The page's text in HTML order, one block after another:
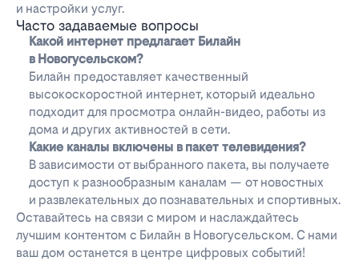
и настройки услуг.
Часто задаваемые вопросы
Какой интернет предлагает Билайн
в Новогусельском?
Билайн предоставляет качественный
высокоскоростной интернет, который идеально
подходит для просмотра онлайн-видео, работы из
дома и других активностей в сети.
Какие каналы включены в пакет телевидения?
В зависимости от выбранного пакета, вы получаете
доступ к разнообразным каналам — от новостных
и развлекательных до познавательных и спортивных.
Оставайтесь на связи с миром и наслаждайтесь
лучшим контентом с Билайн в Новогусельском. С нами
ваш дом останется в центре цифровых событий!